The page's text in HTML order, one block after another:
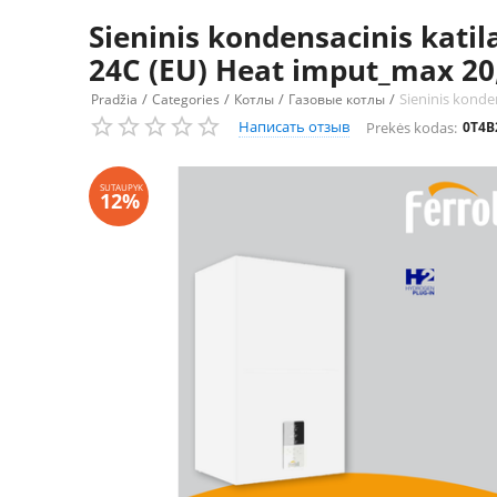
Sieninis kondensacinis
24C (EU) Heat imput_max
Pradžia / Categories / Котлы / Газовые котлы / Sieninis
Написать отзыв
Prekės kodas:
SUTAUPYK
12%